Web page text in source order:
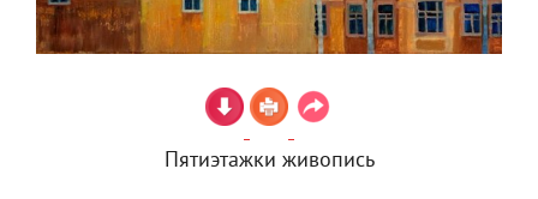
Пятиэтажки живопись